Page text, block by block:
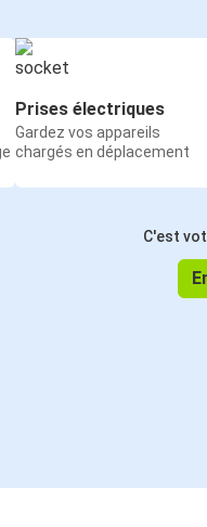
Prises électriques
Gardez vos appareils
chargés en déplacement
C'est